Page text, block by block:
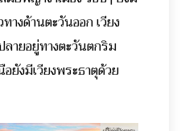
างด้านตะวันออก เวียง
ายอยู่ทางตะวันตกริม
ยังมีเวียงพระธาตุด้วย